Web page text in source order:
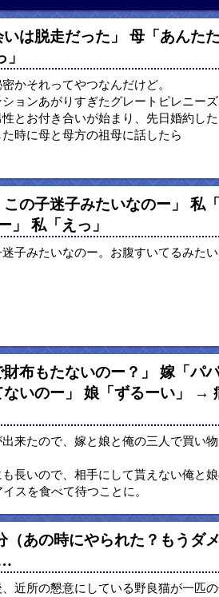
正規雇用になって拘束時間が伸びた。旦那「家事と両立できないのに何で正社員になったの？」私「あなたがいつもカネカネ言うからでしょ！」→結果…
ハゲ上司「注がれた酒は全て飲み干せ！」新人「もう限界です」上司「いいから飲め！」私（新人を避難させよう…）→ 次の瞬間…
友人の兄がデキ婚をして、出産後に友母が執拗にDNA鑑定を薦め誰もが友母を冷たい目で見たが、友兄が「母の気が済むなら今後夫婦に関わらない事を条件」に鑑定承諾。すると
【報告者が...】私の夢はエッセイストになること。費用の一部負担で出版できることになり、借金しようとしたら彼「絶対にやめとけ」←夢の実現を応援してくれてると思ってたのに！
出産から1ヶ月くらいたって退院し、娘の顔を見に行くと顔が違う。姑「あ、赤ちゃんなんて顔が変わるものよ」旦那「そ、そうそう」→なんと真相は・・・
妻が置手紙を残し失踪、農業経営に必要な数千万円を持ち逃げし、妻の両親に事情を説明。失踪から1週間後に妻の両親と話し合い中妻帰宅。妻の車がｱｳﾃﾞｨになり肌ﾂﾔﾂﾔ。すると
百年の恋12-899
【マジかよ】現
は脱走だった」 母「あんた
かそれってやつなんだけど。
ョンあがりすぎたグレートピレニーズ
とお付き合いが始まり、先日婚約した
時に母と母方の祖母に話したら
の子迷子みたいなのー」 私
」 私「えっ」
子みたいなのー。お腹すいてるみた
布もたないのー？」 嫁「パ
いのー」 娘「ずるーい」 →
来たので、嫁と娘と俺の三人で買い
長いので、相手にして貰えない俺と
スを食べて待つことに。
あの時にやられた？もうダ
近所の懇意にしている野良猫が一匹